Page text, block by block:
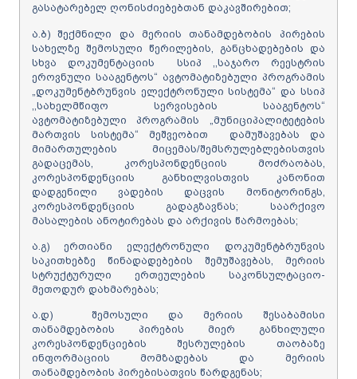
გასატარებელ ღონისძიებებთან დაკავშირებით;
ა.ბ) შექმნილი და მერიის თანამდებობის პირების
სახელზე შემოსული წერილების, განცხადებების და
სხვა დოკუმენტაციის სსიპ ,,საჯარო რეესტრის
ეროვნული სააგენტოს“ ავტომატიზებული პროგრამის
„დოკუმენტბრუნვის ელექტრონული სისტემა“ და სსიპ
,,სახელმწიფო სერვისების სააგენტოს“
ავტომატიზებული პროგრამის „მუნიციპალიტეტების
მართვის სისტემა“ მეშვეობით დამუშავებას და
მიმართულების მიცემას/შემსრულებლებისთვის
გადაცემას, კორესპონდენციის მოძრაობას,
კორესპონდენციის განხილვისთვის კანონით
დადგენილი ვადების დაცვის მონიტორინგს,
კორესპონდენციის გადაგზავნას; საარქივო
მასალების ანოტირებას და არქივის წარმოებას;
ა.გ) ერთიანი ელექტრონული დოკუმენტბრუნვის
საკითხებზე წინადადებების შემუშავებას, მერიის
სტრუქტურული ერთეულების საკონსულტაციო-
მეთოდურ დახმარებას;
ა.დ) შემოსული და მერიის შესაბამისი
თანამდებობის პირების მიერ განხილული
კორესპონდენციების შესრულების თაობაზე
ინფორმაციის მომზადებას და მერიის
თანამდებობის პირებისათვის წარდგენას;